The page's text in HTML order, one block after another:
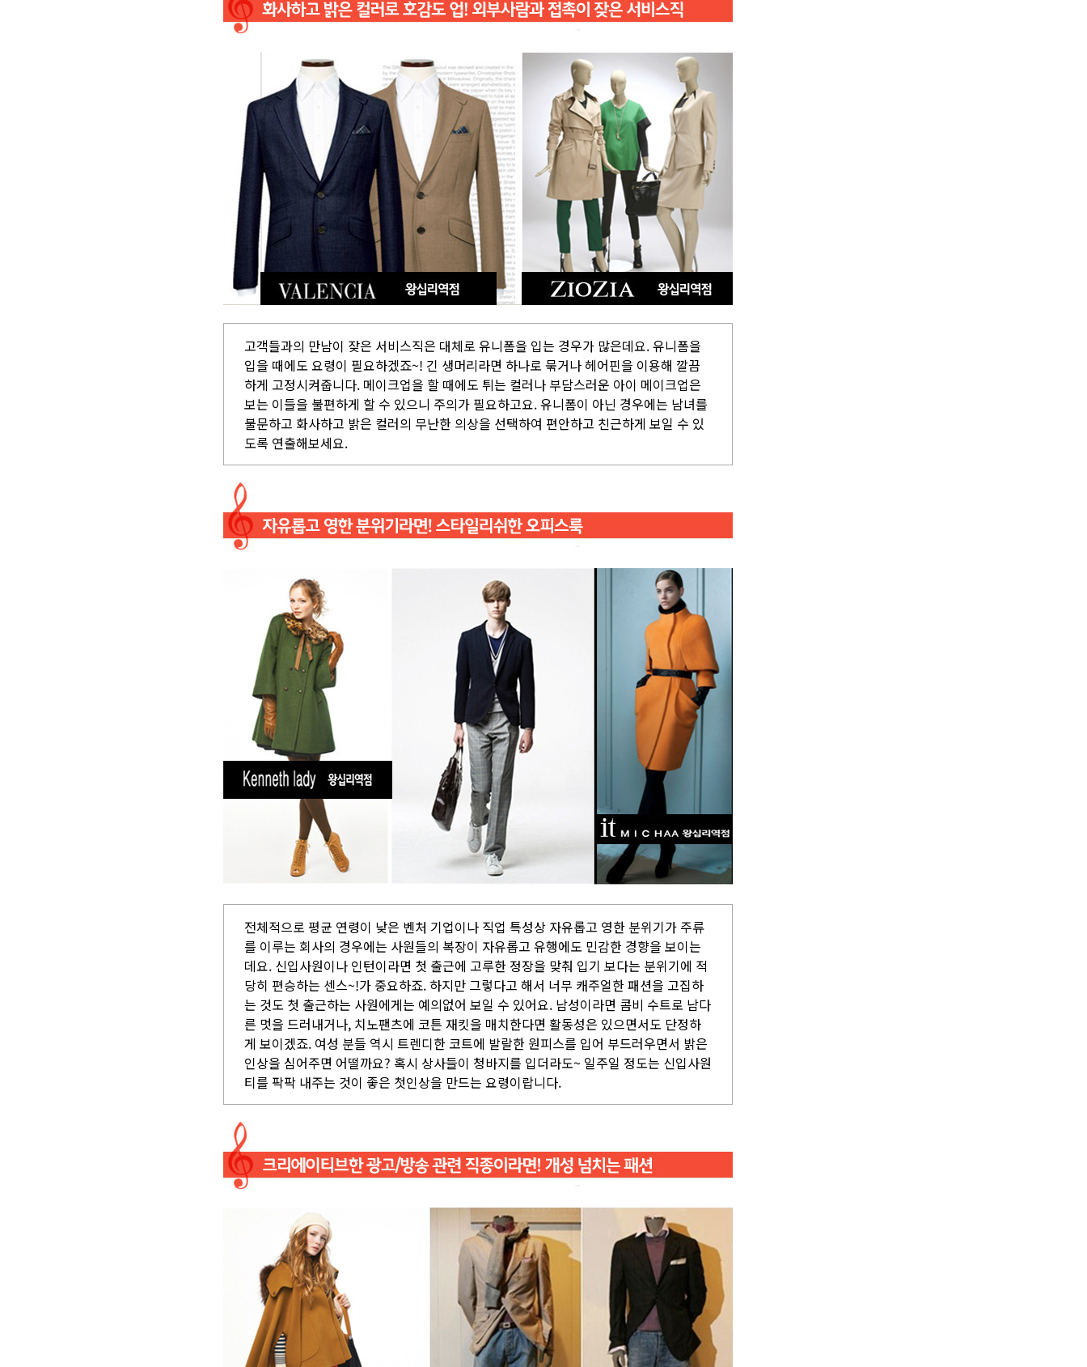
고객들과의 만남이 잦은 서비스직은 대체로 유니폼을 입는 경우가 많은데요. 유니폼을
입을 때에도 요령이 필요하겠죠~! 긴 생머리라면 하나로 묶거나 헤어핀을 이용해 깔끔
하게 고정시켜줍니다. 메이크업을 할 때에도 튀는 컬러나 부담스러운 아이 메이크업은
보는 이들을 불편하게 할 수 있으니 주의가 필요하고요. 유니폼이 아닌 경우에는 남녀를
불문하고 화사하고 밝은 컬러의 무난한 의상을 선택하여 편안하고 친근하게 보일 수 있
도록 연출해보세요.
전체적으로 평균 연령이 낮은 벤처 기업이나 직업 특성상 자유롭고 영한 분위기가 주류
를 이루는 회사의 경우에는 사원들의 복장이 자유롭고 유행에도 민감한 경향을 보이는
데요. 신입사원이나 인턴이라면 첫 출근에 고루한 정장을 맞춰 입기 보다는 분위기에 적
당히 편승하는 센스~!가 중요하죠. 하지만 그렇다고 해서 너무 캐주얼한 패션을 고집하
는 것도 첫 출근하는 사원에게는 예의없어 보일 수 있어요. 남성이라면 콤비 수트로 남다
른 멋을 드러내거나, 치노팬츠에 코튼 재킷을 매치한다면 활동성은 있으면서도 단정하
게 보이겠죠. 여성 분들 역시 트렌디한 코트에 발랄한 원피스를 입어 부드러우면서 밝은
인상을 심어주면 어떨까요? 혹시 상사들이 청바지를 입더라도~ 일주일 정도는 신입사원
티를 팍팍 내주는 것이 좋은 첫인상을 만드는 요령이랍니다.